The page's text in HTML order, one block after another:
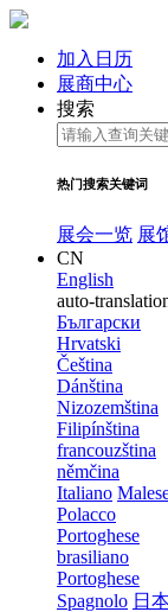
加入日历
展商中心
搜索
热门搜索关键词
展会一览 展
CN
English
auto-
Български
Hrvatski
Čeština
Dánština
Nizozemština
Filipínština
francouzština
němčina
Italiano
Polacco
Portoghese
brasiliano
Portoghese
Spagnolo 日